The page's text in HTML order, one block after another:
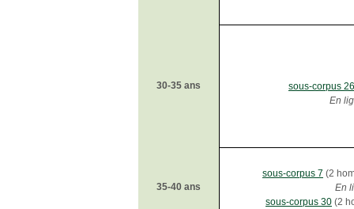
30-35 ans
sous-corpus 26
En
35-40 ans
sous-corpus 7 (2
En
sous-corpus 30 (2